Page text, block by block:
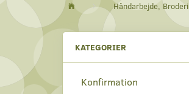
Håndarbejde, Broderi
KATEGORIER
Konfirmation